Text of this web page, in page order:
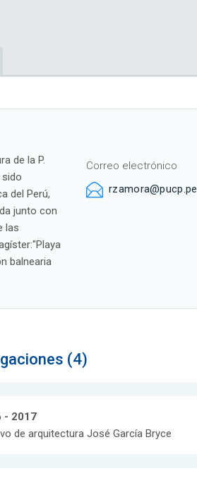
de la P.
sido
del Perú,
junto con
las
balnearia
Correo electrónico
rzamora@pucp.pe
(4)
- 2017
de arquitectura José García Bryce